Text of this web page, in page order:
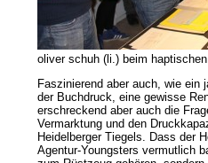
oliver schuh (li.) beim
Faszinierend aber auch, wie ein
der Buchdruck, eine gewisse
erschreckend aber auch die
Vermarktung und den
Heidelberger Tiegels. Dass der
Agentur-Youngsters vermutlich